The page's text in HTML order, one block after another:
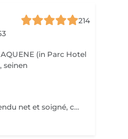
214
(in Parc Hotel
seinen
Redessiner totalement les sourcils pour un rendu net et soigné, cela devient simple avec la micro-pigmentation. Tous les sourcils, qu'ils soient clairsemés, trop courts, trop long ou inexistants trouvent leur courbe parfaite. Les sourcils sont un élément majeur de nos expressions. La micro-pigmentation vous permet de jouir de la forme adéquate pour sublimer vos sourcils.